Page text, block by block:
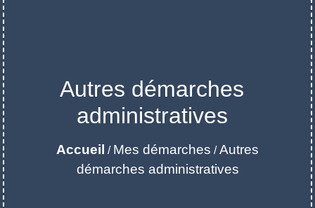
Autres démarches
administratives
Accueil / Mes démarches /Autres
démarches administratives